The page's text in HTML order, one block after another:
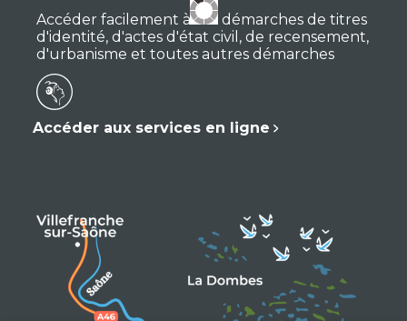
Accéder facilement à vos démarches de titres
d'identité, d'actes d'état civil, de recensement,
d'urbanisme et toutes autres démarches
Accéder aux services en ligne